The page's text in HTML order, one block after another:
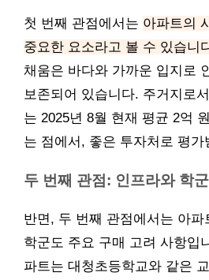
첫 번째 관점에서는 아파트의
중요한 요소라고 볼 수 있습니
채움은 바다와 가까운 입지로
보존되어 있습니다. 주거지로
는 2025년 8월 현재 평균 2억
는 점에서, 좋은 투자처로 평가
두 번째 관점: 인프라와 학군
반면, 두 번째 관점에서는 아
학군도 주요 구매 고려 사항입
파트는 대청초등학교와 같은